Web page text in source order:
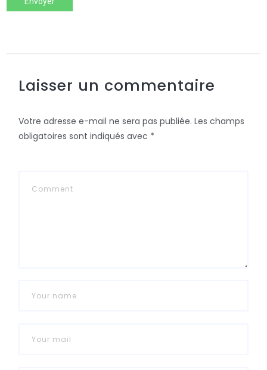
Laisser un commentaire
Votre adresse e-mail ne sera pas publiée. Les champs
obligatoires sont indiqués avec *